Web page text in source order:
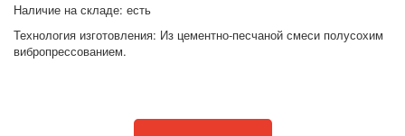
Наличие на складе: есть
Технология изготовления: Из цементно-песчаной смеси полусохим
вибропрессованием.